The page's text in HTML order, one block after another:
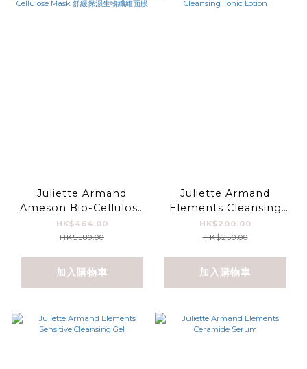
Juliette Armand
Ameson Bio-Cellulose
Mask 舒緩保濕生物纖維面
膜
HK$464.00
HK$580.00
加入購物車
Juliette Armand
Elements Cleansing
Tonic Lotion
HK$200.00
HK$250.00
加入購物車